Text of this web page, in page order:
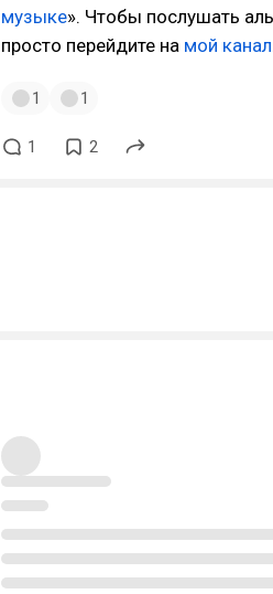
музыке». Чтобы послушать
просто перейдите на мой канал
1 1
1 2